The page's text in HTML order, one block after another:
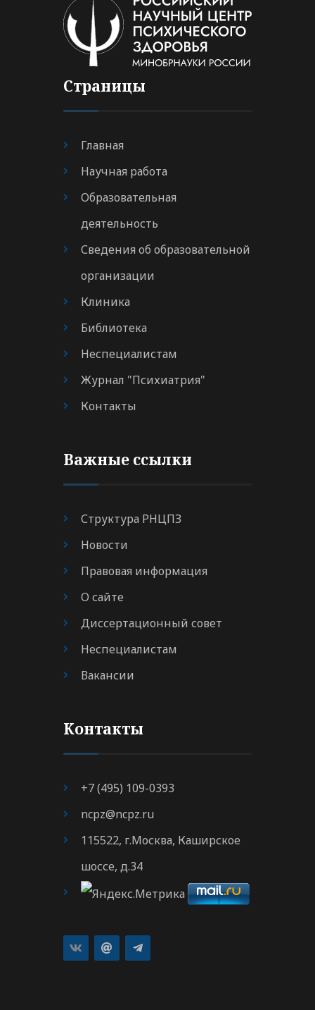
Страницы
Главная
Научная работа
Образовательная
деятельность
Сведения об образовательной
организации
Клиника
Библиотека
Неспециалистам
Журнал "Психиатрия"
Контакты
Важные ссылки
Структура РНЦПЗ
Новости
Правовая информация
О сайте
Диссертационный совет
Неспециалистам
Вакансии
Контакты
+7 (495) 109-0393
ncpz@ncpz.ru
115522, г.Москва, Каширское
шоссе, д.34